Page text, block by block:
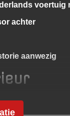
voertuig
achter
aanwezig
delen